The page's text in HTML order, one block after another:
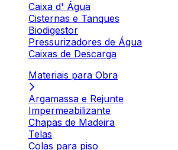
Caixa d' Água
Cisternas e Tanques
Biodigestor
Pressurizadores de Água
Caixas de Descarga
Materiais para Obra
Argamassa e Rejunte
Impermeabilizante
Chapas de Madeira
Telas
Colas para piso